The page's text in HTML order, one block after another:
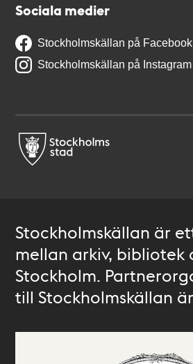
Sociala medier
Stockholmskällan på Facebook
Stockholmskällan på Instagram
Stockholmskällan är
mellan arkiv, bibliotek
Stockholm.
till Stockholmskällan